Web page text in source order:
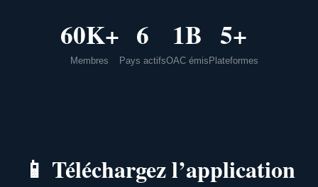
60K+
Membres
6
Pays actifs
1B
OAC émis
5+
Plateformes
📱 Téléchargez l’application